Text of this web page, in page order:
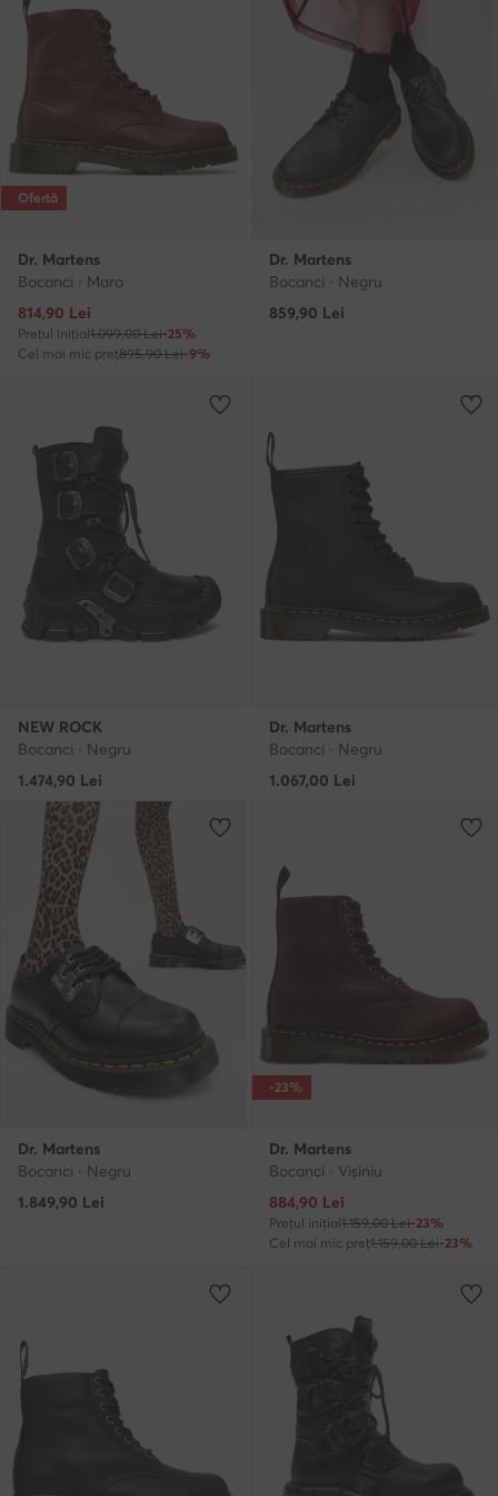
Ofertă
Dr. Martens
Bocanci · Maro
Prețul actual
814,90 Lei
Prețul inițial1.099,00 Lei-25%
Cel mai mic preț895,90 Lei-9%
Dr. Martens
Bocanci · Negru
859,90 Lei
NEW ROCK
Bocanci · Negru
1.474,90 Lei
Dr. Martens
Bocanci · Negru
1.067,00 Lei
Dr. Martens
Bocanci · Negru
1.849,90 Lei
-23%
Dr. Martens
Bocanci · Vișiniu
Prețul actual
884,90 Lei
Prețul inițial1.159,00 Lei-23%
Cel mai mic preț1.159,00 Lei-23%